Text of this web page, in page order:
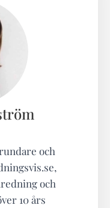
och
och
10 års